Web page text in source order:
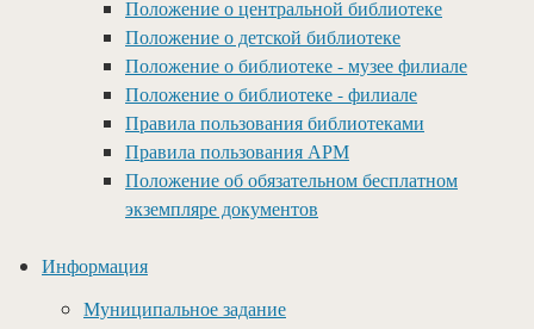
Положение о центральной библиотеке
Положение о детской библиотеке
Положение о библиотеке - музее филиале
Положение о библиотеке - филиале
Правила пользования библиотеками
Правила пользования АРМ
Положение об обязательном бесплатном
экземпляре документов
Информация
Муниципальное задание